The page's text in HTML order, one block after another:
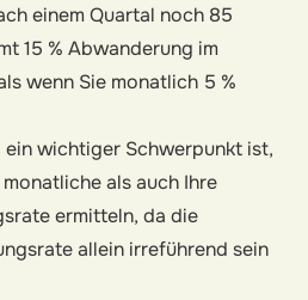
einem Quartal noch 85
15 % Abwanderung im
wenn Sie monatlich 5 %
ein wichtiger Schwerpunkt ist,
als auch Ihre
ermitteln, da die
allein irreführend sein